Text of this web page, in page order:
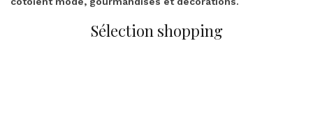
Sélection shopping